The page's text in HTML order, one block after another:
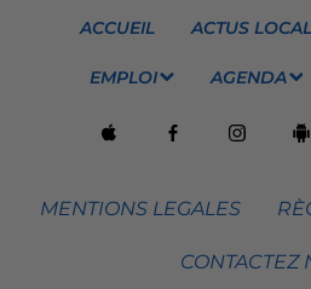
ACCUEIL ACTUS
EMPLOI AGENDA
MENTIONS LEGALES
CONTACTEZ